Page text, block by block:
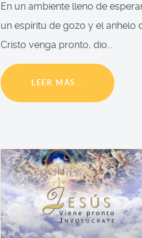
En un ambiente lleno de
un espíritu de gozo y el anhelo
Cristo venga pronto, dio...
LEER MÁS...